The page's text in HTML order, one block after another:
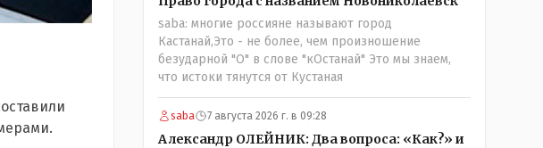
saba: многие россияне называют город
Кастанай,Это - не более, чем произношение
безударной "О" в слове "кОстанай" Это мы знаем,
что истоки тянутся от Кустаная
saba 7 августа 2026 г. в 09:28
Александр ОЛЕЙНИК: Два вопроса: «Как?» и